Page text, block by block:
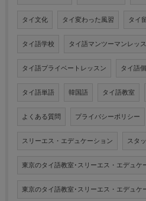
タイ文化 タイ変わった風習 タイ
タイ語学校 タイ語マンツーマンレッ
タイ語プライベートレッスン タイ語
タイ語単語 韓国語 タイ語教室
よくある質問 プライバシーポリシー
スリーエス・エデュケーション スタ
東京のタイ語教室･スリーエス・エデュケ
東京のタイ語教室･スリーエス・エデュケ